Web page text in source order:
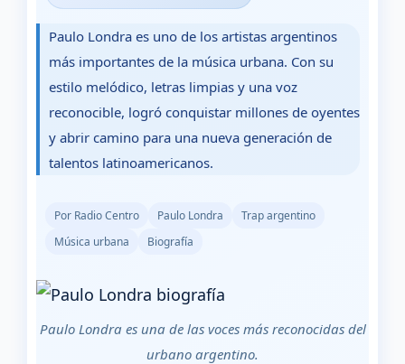
Paulo Londra es uno de los artistas argentinos
más importantes de la música urbana. Con su
estilo melódico, letras limpias y una voz
reconocible, logró conquistar millones de oyentes
y abrir camino para una nueva generación de
talentos latinoamericanos.
Por Radio Centro Paulo Londra
Trap argentino
Música urbana
Biografía
Paulo Londra es una de las voces más reconocidas del
urbano argentino.